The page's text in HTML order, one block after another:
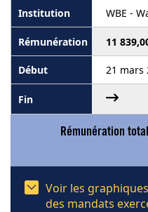
WBE -
11
21 mars
Rémunération
Voir les
des mandats